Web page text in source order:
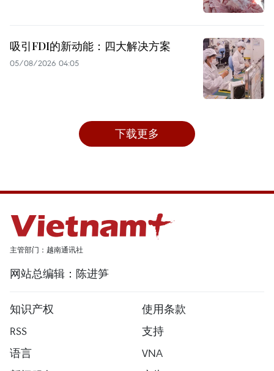
吸引FDI的新动能：四大解决方案
05/08/2026 04:05
下载更多
主管部门：越南通讯社
网站总编辑：陈进笋
知识产权
使用条款
RSS
支持
语言
VNA